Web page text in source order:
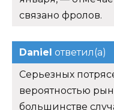
связано фролов.
Daniel ответил(а)
Серьезных
вероятностью
большинстве